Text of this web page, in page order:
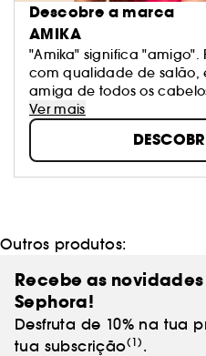
Descobre a marca
AMIKA
"Amika" significa "amigo".
com qualidade de salão,
amiga de todos os
cabeleireiros, do planeta e
produtos são
nossos produtos é
fragrância inebriante e o
espinheiro. Conhecida
cabeludo e o seu cabelo.
adaptam a todas as
todos os tipos de cabelo
Ver mais
Outros produtos:
Recebe as
Sephora!
Desfruta de 10% na tua
tua subscrição(1) .